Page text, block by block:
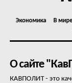
Экономика В
О сайте
КАВПОЛИТ - это